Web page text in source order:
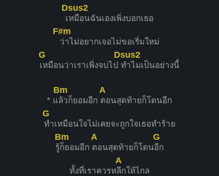
เ
Dsus2
หมือนฉันเองเพิ่งบอกเธอ
F#m
ว่าไม่อยากเจอไม่ขอเริ่มใหม่
G
เหมือนว่าเราเพิ่งจบไป
Dsus2
ทำไมเป็นอย่างนี้
* แ
Bm
ล้วก็ยอมอีก
A
ตอนสุดท้ายก็โดนอีก
G
ทำเหมือนใจไม่เคยจะถูกใจเธอทำร้าย
รู้
Bm
ก็ยอมอีก
A
ตอนสุดท้ายก็โดน
G
อีก
ทั้งที่เราควรห
A
ลีกให้ไกล